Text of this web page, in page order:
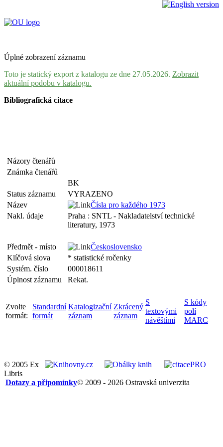
Úplné zobrazení záznamu
Toto je statický export z katalogu ze dne 27.05.2026. Zobrazit
aktuální podobu v katalogu.
Bibliografická citace
Názory čtenářů
Známka čtenářů
BK
Status záznamu
VYRAZENO
Název
Čísla pro každého 1973
Nakl. údaje
Praha : SNTL - Nakladatelství technické
literatury, 1973
Předmět - místo
Československo
Klíčová slova
* statistické ročenky
Systém. číslo
000018611
Úplnost záznamu
Rekat.
Zvolte
formát:
Standardní
formát
Katalogizační
záznam
Zkrácený
záznam
S
textovými
návěštími
S kódy
polí
MARC
© 2005 Ex
Libris
© 2009 - 2026 Ostravská univerzita
Dotazy a připomínky